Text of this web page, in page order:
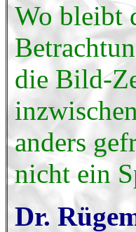
Wo bleibt
die Bild-
anders
nicht ein
Dr.